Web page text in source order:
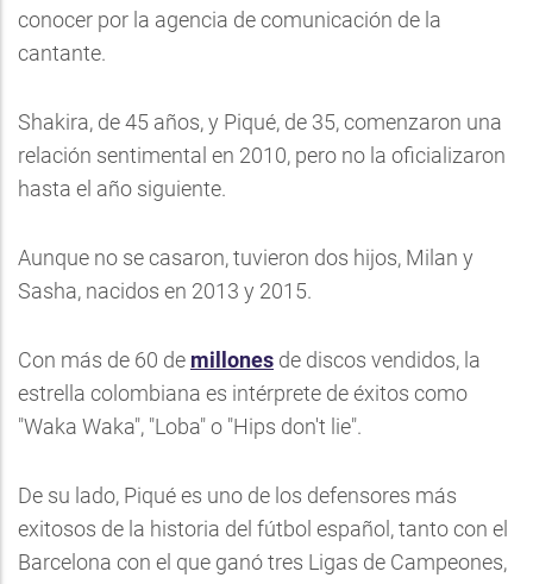
conocer por la agencia de comunicación de la
cantante.
Shakira, de 45 años, y Piqué, de 35, comenzaron una
relación sentimental en 2010, pero no la oficializaron
hasta el año siguiente.
Aunque no se casaron, tuvieron dos hijos, Milan y
Sasha, nacidos en 2013 y 2015.
Con más de 60 de millones de discos vendidos, la
estrella colombiana es intérprete de éxitos como
"Waka Waka", "Loba" o "Hips don't lie".
De su lado, Piqué es uno de los defensores más
exitosos de la historia del fútbol español, tanto con el
Barcelona con el que ganó tres Ligas de Campeones,